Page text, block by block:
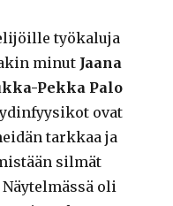
työkaluja
minut Jaana
Pekka Palo
ovat
tarkkaa ja
silmät
oli